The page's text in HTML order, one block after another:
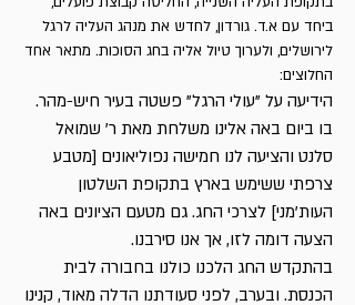
ביחד עם א.ד. גורדון, לחדש את מנהג העליה לרגל
לירושלים, ולערוך טיול אליה בחג הסוכות. מתאר אחד
החלוצים:
הידיעה על "עולי הרגל" פשטה בעיר חיש-מהר.
בו ביום באה אלינו משלחת מאת ר' שמואל
סלנט והציעה לנו חמישה נפוליאונים [מטבע
צרפתי ששימש בארץ בתקופת השלטון
העות'מני] לצרכי החג. גם מטעם הציונים באה
הצעה דומה לזו, אך אנו סירבנו.
בהתקדש החג הלכנו כולנו בחבורה לבית
הכנסת. ובערב, לפני סעודתנו הדלה מאוד, קנינו